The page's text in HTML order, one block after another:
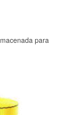
para